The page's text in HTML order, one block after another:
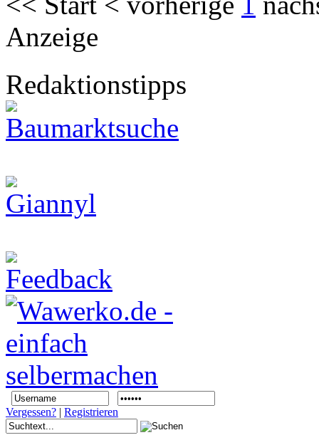
Anzeige
Redaktionstipps
Vergessen? | Registrieren